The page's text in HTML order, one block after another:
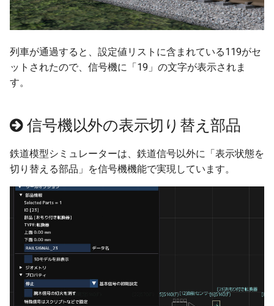
列車が通過すると、設定値リストに含まれている119がセ
ットされたので、信号機に「19」の文字が表示されま
す。
信号機以外の表示切り替え部品
鉄道模型シミュレーターは、鉄道信号以外に「表示状態を
切り替える部品」を信号機機能で実現しています。